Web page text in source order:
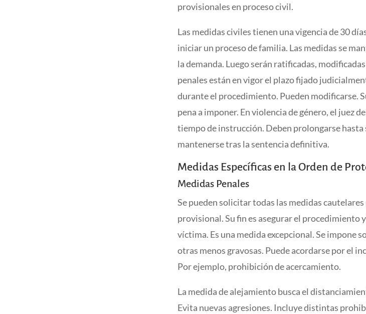
provisionales en proceso civil.
Las medidas civiles tienen una vigencia de 30
iniciar un proceso de familia. Las medidas se
la demanda. Luego serán ratificadas,
penales están en vigor el plazo fijado
durante el procedimiento. Pueden modificarse.
pena a imponer. En violencia de género, el juez
tiempo de instrucción. Deben prolongarse hasta
mantenerse tras la sentencia definitiva.
Medidas Específicas en la Orden de
Medidas Penales
Se pueden solicitar todas las medidas
provisional. Su fin es asegurar el procedimiento
víctima. Es una medida excepcional. Se impone
otras menos gravosas. Puede acordarse por el
Por ejemplo, prohibición de acercamiento.
La medida de alejamiento busca el
Evita nuevas agresiones. Incluye distintas